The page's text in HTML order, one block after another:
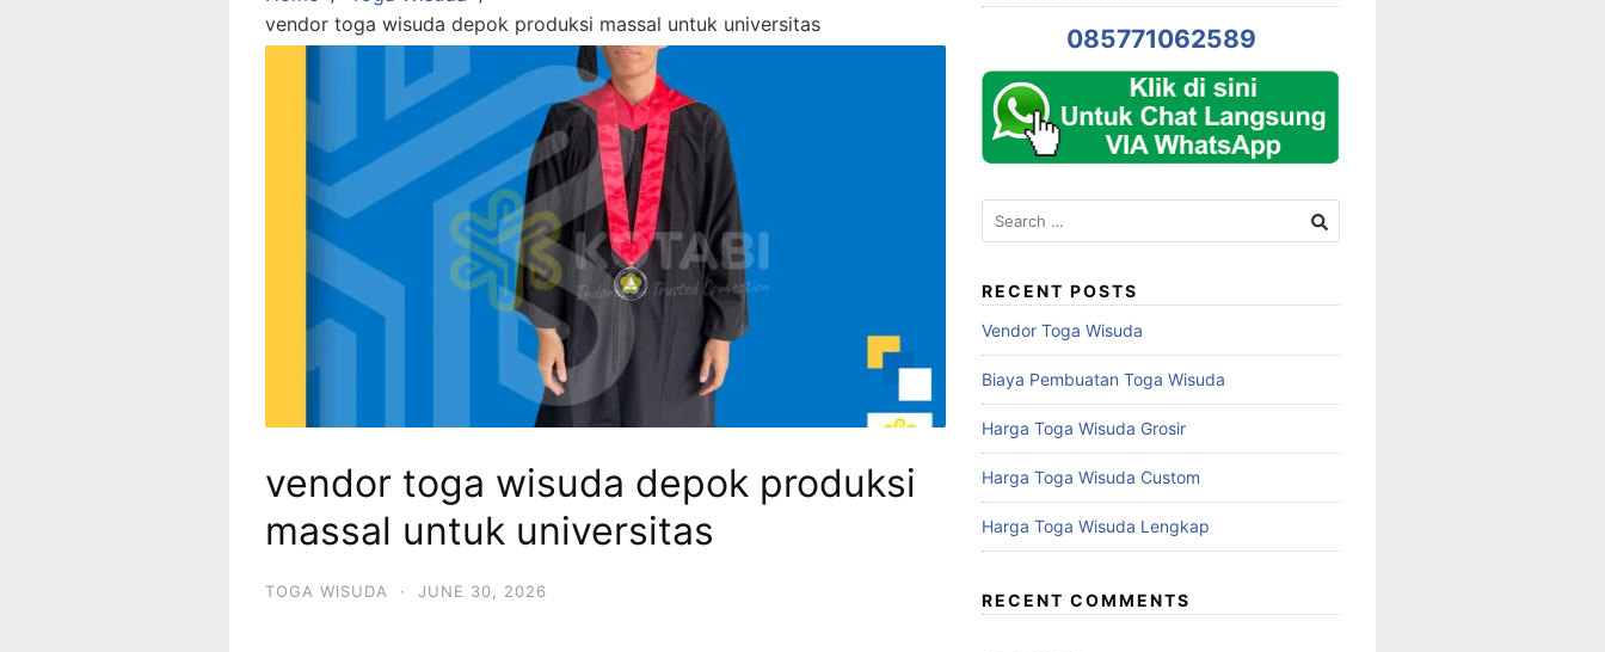
vendor toga wisuda depok produksi massal untuk universitas
vendor toga wisuda depok produksi
massal untuk universitas
TOGA WISUDA · JUNE 30, 2026
085771062589
Search
for:
RECENT POSTS
Vendor Toga Wisuda
Biaya Pembuatan Toga Wisuda
Harga Toga Wisuda Grosir
Harga Toga Wisuda Custom
Harga Toga Wisuda Lengkap
RECENT COMMENTS